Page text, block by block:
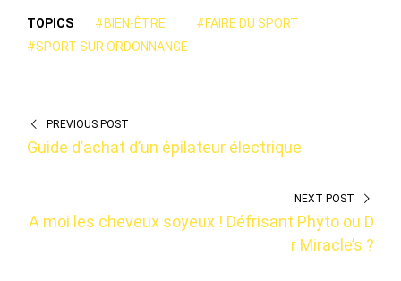
TOPICS #BIEN-ÊTRE
#FAIRE DU SPORT
#SPORT SUR ORDONNANCE
PREVIOUS POST
Guide d’achat d’un épilateur électrique
NEXT POST
A moi les cheveux soyeux ! Défrisant Phyto ou D
r Miracle’s ?